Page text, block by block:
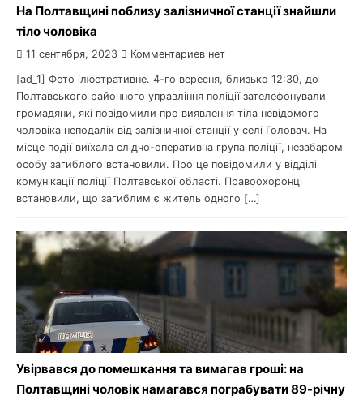
На Полтавщині поблизу залізничної станції знайшли
тіло чоловіка
11 сентября, 2023 Комментариев нет
[ad_1] Фото ілюстративне. 4-го вересня, близько 12:30, до
Полтавського районного управління поліції зателефонували
громадяни, які повідомили про виявлення тіла невідомого
чоловіка неподалік від залізничної станції у селі Головач. На
місце події виїхала слідчо-оперативна група поліції, незабаром
особу загиблого встановили. Про це повідомили у відділі
комунікації поліції Полтавської області. Правоохоронці
встановили, що загиблим є житель одного […]
Увірвався до помешкання та вимагав гроші: на
Полтавщині чоловік намагався пограбувати 89-річну